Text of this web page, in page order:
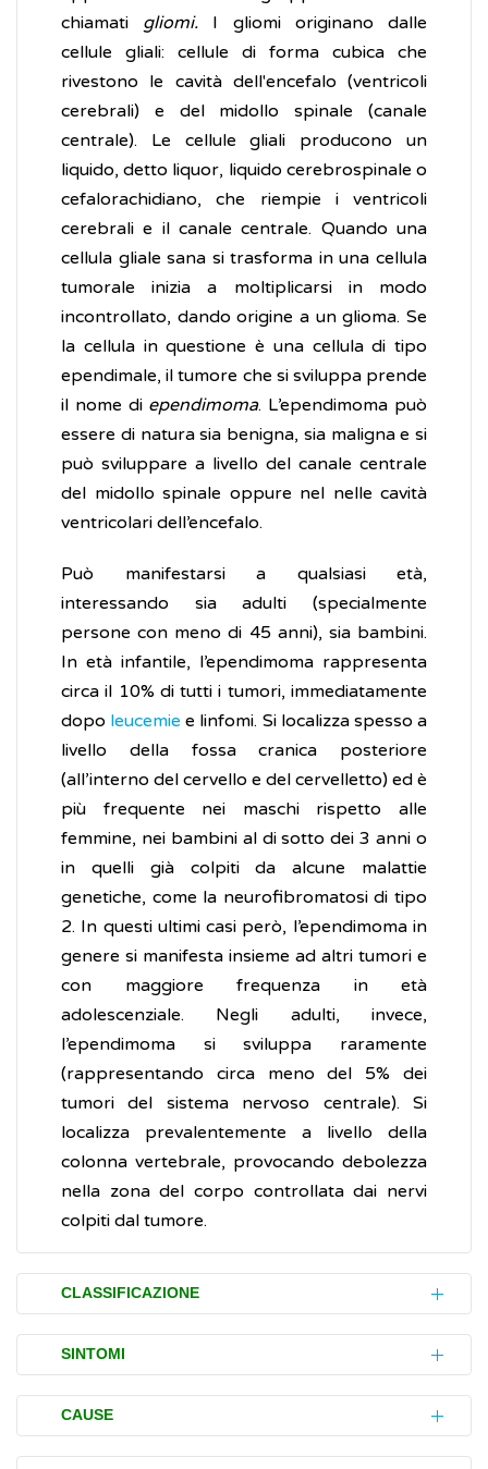
chiamati gliomi. I gliomi originano dalle
cellule gliali: cellule di forma cubica che
rivestono le cavità dell'encefalo (ventricoli
cerebrali) e del midollo spinale (canale
centrale). Le cellule gliali producono un
liquido, detto liquor, liquido cerebrospinale o
cefalorachidiano, che riempie i ventricoli
cerebrali e il canale centrale. Quando una
cellula gliale sana si trasforma in una cellula
tumorale inizia a moltiplicarsi in modo
incontrollato, dando origine a un glioma. Se
la cellula in questione è una cellula di tipo
ependimale, il tumore che si sviluppa prende
il nome di ependimoma. L’ependimoma può
essere di natura sia benigna, sia maligna e si
può sviluppare a livello del canale centrale
del midollo spinale oppure nel nelle cavità
ventricolari dell’encefalo.
Può manifestarsi a qualsiasi età,
interessando sia adulti (specialmente
persone con meno di 45 anni), sia bambini.
In età infantile, l’ependimoma rappresenta
circa il 10% di tutti i tumori, immediatamente
dopo leucemie e linfomi. Si localizza spesso a
livello della fossa cranica posteriore
(all’interno del cervello e del cervelletto) ed è
più frequente nei maschi rispetto alle
femmine, nei bambini al di sotto dei 3 anni o
in quelli già colpiti da alcune malattie
genetiche, come la neurofibromatosi di tipo
2. In questi ultimi casi però, l’ependimoma in
genere si manifesta insieme ad altri tumori e
con maggiore frequenza in età
adolescenziale. Negli adulti, invece,
l’ependimoma si sviluppa raramente
(rappresentando circa meno del 5% dei
tumori del sistema nervoso centrale). Si
localizza prevalentemente a livello della
colonna vertebrale, provocando debolezza
nella zona del corpo controllata dai nervi
colpiti dal tumore.
CLASSIFICAZIONE
L’ependimoma, così come tutti i tumori
cerebrali, viene classificato
dall’Organizzazione Mondiale della Sanità
(OMS) in 4 differenti gradi in base a
SINTOMI
In caso di ependimomi di I o II grado, i
sintomi si manifestano gradualmente (anche
CAUSE